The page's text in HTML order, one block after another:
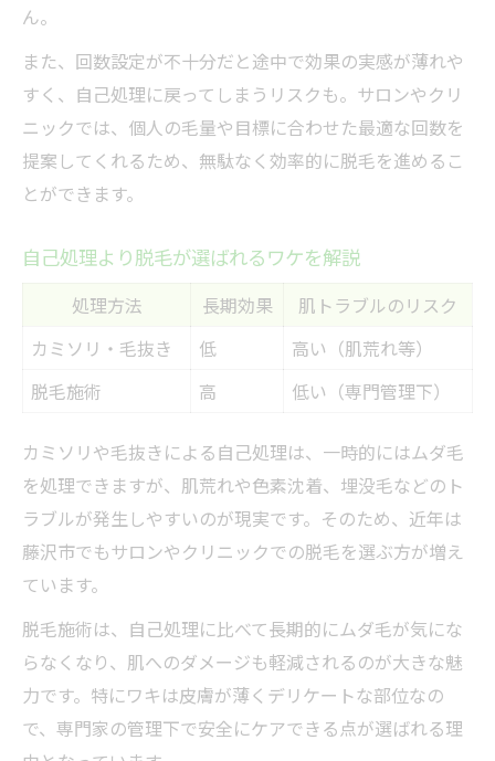
ん。
また、回数設定が不十分だと途中で効果の実感が薄れや
すく、自己処理に戻ってしまうリスクも。サロンやクリ
ニックでは、個人の毛量や目標に合わせた最適な回数を
提案してくれるため、無駄なく効率的に脱毛を進めるこ
とができます。
自己処理より脱毛が選ばれるワケを解説
処理方法 長期効果
肌トラブルのリスク
カミソリ・毛抜き
低
高い（肌荒れ等）
脱毛施術
高 低い（専門管理下）
カミソリや毛抜きによる自己処理は、一時的にはムダ毛
を処理できますが、肌荒れや色素沈着、埋没毛などのト
ラブルが発生しやすいのが現実です。そのため、近年は
藤沢市でもサロンやクリニックでの脱毛を選ぶ方が増え
ています。
脱毛施術は、自己処理に比べて長期的にムダ毛が気にな
らなくなり、肌へのダメージも軽減されるのが大きな魅
力です。特にワキは皮膚が薄くデリケートな部位なの
で、専門家の管理下で安全にケアできる点が選ばれる理